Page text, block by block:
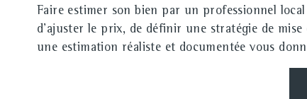
Faire estimer son bien par un professionnel
d'ajuster le prix, de définir une stratégie de
une estimation réaliste et documentée vous